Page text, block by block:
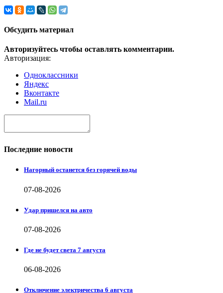
Обсудить материал
Авторизуйтесь чтобы оставлять комментарии.
Авторизация:
Одноклассники
Яндекс
Вконтакте
Mail.ru
Последние новости
Нагорный останется без горячей воды
07-08-2026
Удар пришелся на авто
07-08-2026
Где не будет света 7 августа
06-08-2026
Отключение электричества 6 августа